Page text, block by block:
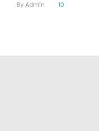
ByAdmin 10